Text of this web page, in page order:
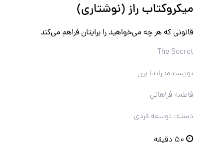
میکروکتاب راز (نوشتاری)
قانونی که هر چه می‌خواهید را برایتان فراهم می‌کند
The Secret
نویسنده: راندا برن
فاطمه فراهانی
دسته: توسعه فردی